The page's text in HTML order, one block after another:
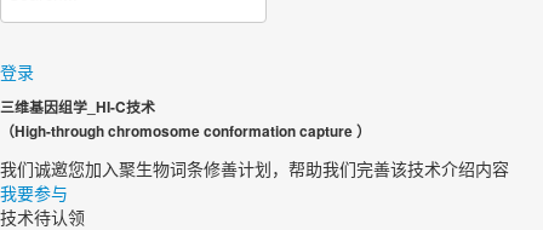
登录
三维基因组学_HI-C技术
（High-through chromosome conformation capture ）
我们诚邀您加入聚生物词条修善计划，帮助我们完善该技术介绍内容​
我要参与
技术待认领